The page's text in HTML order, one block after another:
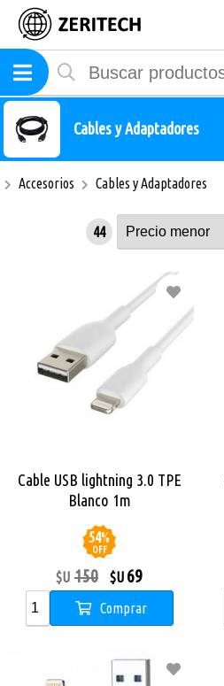
Cables y Adaptadores
Accesorios Cables y Adaptadores
44
Cable USB lightning 3.0 TPE
Blanco 1m
54%
OFF
$U 150 $U 69
Comprar